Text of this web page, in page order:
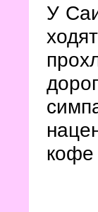
У
кофе